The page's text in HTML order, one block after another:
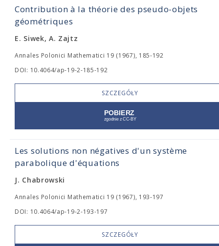
Contribution à la théorie des pseudo-objets
géométriques
E. Siwek, A. Zajtz
Annales Polonici Mathematici 19 (1967), 185-192
DOI: 10.4064/ap-19-2-185-192
SZCZEGÓŁY
Les solutions non négatives d'un système
parabolique d'équations
J. Chabrowski
Annales Polonici Mathematici 19 (1967), 193-197
DOI: 10.4064/ap-19-2-193-197
SZCZEGÓŁY